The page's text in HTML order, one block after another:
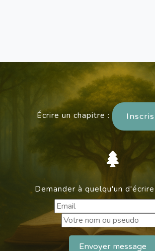
Écrire un chapitre :
Demander à quelqu'un
Envoyer message